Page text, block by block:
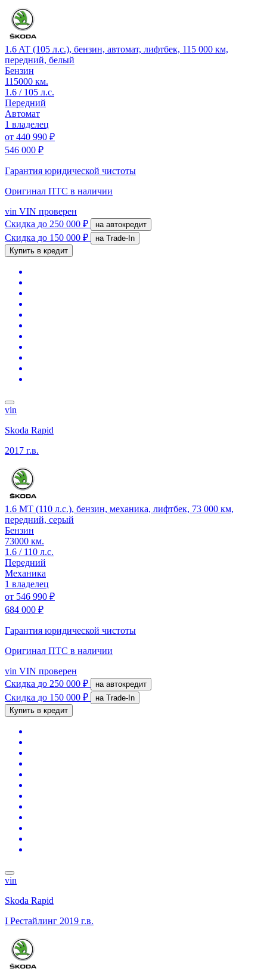
1.6 AT (105 л.с.), бензин, автомат, лифтбек, 115 000 км,
передний, белый
Бензин
115000 км.
1.6 / 105 л.с.
Передний
Автомат
1 владелец
от 440 990 ₽
546 000 ₽
Гарантия юридической чистоты
Оригинал ПТС в наличии
vin VIN проверен
Скидка до 250 000 ₽ на автокредит
Скидка до 150 000 ₽
на Trade-In
Купить в кредит
vin
Skoda Rapid
2017 г.в.
1.6 MT (110 л.с.), бензин, механика, лифтбек, 73 000 км,
передний, серый
Бензин
73000 км.
1.6 / 110 л.с.
Передний
Механика
1 владелец
от 546 990 ₽
684 000 ₽
Гарантия юридической чистоты
Оригинал ПТС в наличии
vin VIN проверен
Скидка до 250 000 ₽ на автокредит
Скидка до 150 000 ₽
на Trade-In
Купить в кредит
vin
Skoda Rapid
I Рестайлинг 2019 г.в.